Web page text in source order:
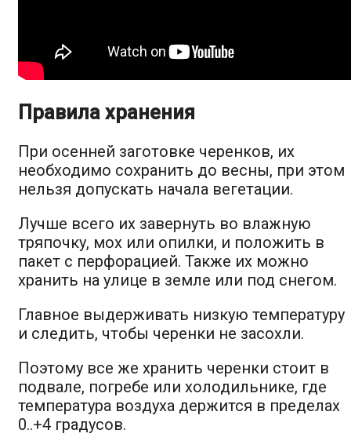
Правила хранения
При осенней заготовке черенков, их
необходимо сохранить до весны, при этом
нельзя допускать начала вегетации.
Лучше всего их завернуть во влажную
тряпочку, мох или опилки, и положить в
пакет с перфорацией. Также их можно
хранить на улице в земле или под снегом.
Главное выдерживать низкую температуру
и следить, чтобы черенки не засохли.
Поэтому все же хранить черенки стоит в
подвале, погребе или холодильнике, где
температура воздуха держится в пределах
0..+4 градусов.